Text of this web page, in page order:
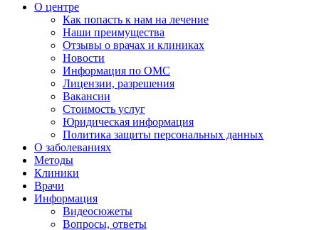
О центре
Как попасть к нам на лечение
Наши преимущества
Отзывы о врачах и клиниках
Новости
Информация по ОМС
Лицензии, разрешения
Вакансии
Стоимость услуг
Юридическая информация
Политика защиты персональных данных
О заболеваниях
Методы
Клиники
Врачи
Информация
Видеосюжеты
Вопросы, ответы